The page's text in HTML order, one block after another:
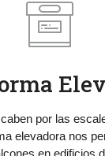
por las
elevadora nos